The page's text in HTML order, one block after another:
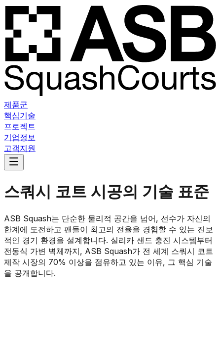
제품군
핵심기술
프로젝트
기업정보
고객지원
스쿼시 코트 시공의 기술 표준
ASB Squash는 단순한 물리적 공간을 넘어, 선수가 자신의
한계에 도전하고 팬들이 최고의 전율을 경험할 수 있는 진보
적인 경기 환경을 설계합니다. 실리카 샌드 충진 시스템부터
전동식 가변 벽체까지, ASB Squash가 전 세계 스쿼시 코트
제작 시장의 70% 이상을 점유하고 있는 이유, 그 핵심 기술
을 공개합니다.